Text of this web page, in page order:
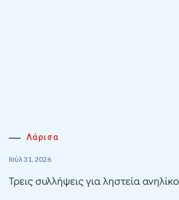
Λάρισα
Ιούλ 31, 2026
Τρεις συλλήψεις για ληστεία